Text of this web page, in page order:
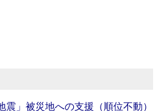
震」被災地への支援（順位不動）